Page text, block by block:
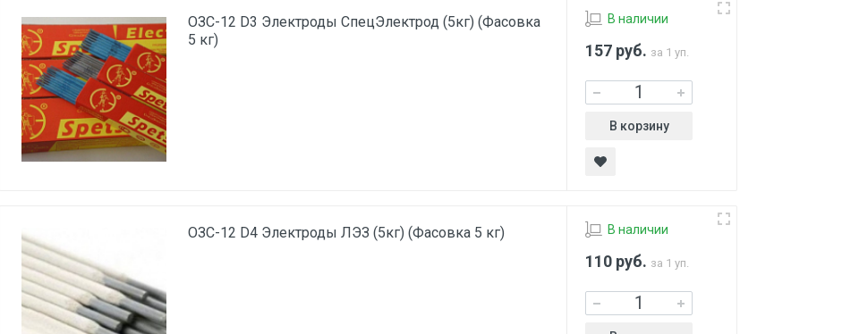
ОЗС-12 D3 Электроды СпецЭлектрод (5кг) (Фасовка
5 кг)
В наличии
157 руб. за 1 уп.
В корзину
ОЗС-12 D4 Электроды ЛЭЗ (5кг) (Фасовка 5 кг) В наличии
110 руб. за 1 уп.